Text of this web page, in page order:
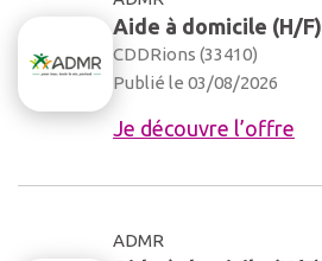
Aide à domicile (H/F)
CDDRions (33410)
Publié le 03/08/2026
Je découvre l’offre
ADMR